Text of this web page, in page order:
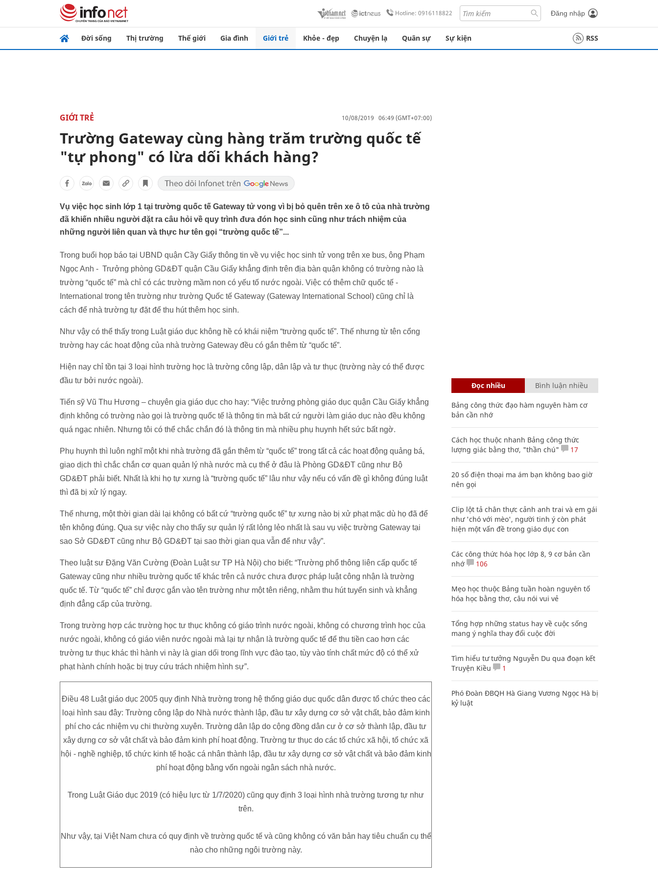
Hotline: 0916118822 Đăng nhập
Đời sống Thị trường Thế giới Gia đình Giới trẻ Khỏe - đẹp Chuyện lạ Quân sự Sự kiện RSS
GIỚI TRẺ 10/08/2019 06:49 (GMT+07:00)
Trường Gateway cùng hàng trăm trường quốc tế
"tự phong" có lừa dối khách hàng?
Vụ việc học sinh lớp 1 tại trường quốc tế Gateway tử vong vì bị bỏ quên trên xe ô tô của nhà trường
đã khiến nhiều người đặt ra câu hỏi về quy trình đưa đón học sinh cũng như trách nhiệm của
những người liên quan và thực hư tên gọi “trường quốc tế”...
Trong buổi họp báo tại UBND quận Cầy Giấy thông tin về vụ việc học sinh tử vong trên xe bus, ông Phạm
Ngọc Anh - Trưởng phòng GD&ĐT quận Cầu Giấy khẳng định trên địa bàn quận không có trường nào là
trường “quốc tế” mà chỉ có các trường mầm non có yếu tố nước ngoài. Việc có thêm chữ quốc tế -
International trong tên trường như trường Quốc tế Gateway (Gateway International School) cũng chỉ là
cách để nhà trường tự đặt để thu hút thêm học sinh.
Như vậy có thể thấy trong Luật giáo dục không hề có khái niệm “trường quốc tế”. Thế nhưng từ tên cổng
trường hay các hoạt động của nhà trường Gateway đều có gắn thêm từ “quốc tế”.
Hiện nay chỉ tồn tại 3 loại hình trường học là trường công lập, dân lập và tư thục (trường này có thể được
đầu tư bởi nước ngoài).
Tiến sỹ Vũ Thu Hương – chuyên gia giáo dục cho hay: “Việc trưởng phòng giáo dục quận Cầu Giấy khẳng
định không có trường nào gọi là trường quốc tế là thông tin mà bất cứ người làm giáo dục nào đều không
quá ngạc nhiên. Nhưng tôi có thể chắc chắn đó là thông tin mà nhiều phụ huynh hết sức bất ngờ.
Phụ huynh thì luôn nghĩ một khi nhà trường đã gắn thêm từ “quốc tế” trong tất cả các hoạt động quảng bá,
giao dịch thì chắc chắn cơ quan quản lý nhà nước mà cụ thể ở đâu là Phòng GD&ĐT cũng như Bộ
GD&ĐT phải biết. Nhất là khi họ tự xưng là “trường quốc tế” lâu như vậy nếu có vấn đề gì không đúng luật
thì đã bị xử lý ngay.
Thế nhưng, một thời gian dài lại không có bất cứ “trường quốc tế” tự xưng nào bị xử phạt mặc dù họ đã để
tên không đúng. Qua sự việc này cho thấy sự quản lý rất lỏng lẻo nhất là sau vụ việc trường Gateway tại
sao Sở GD&ĐT cũng như Bộ GD&ĐT tại sao thời gian qua vẫn để như vậy”.
Theo luật sư Đặng Văn Cường (Đoàn Luật sư TP Hà Nội) cho biết: “Trường phổ thông liên cấp quốc tế
Gateway cũng như nhiều trường quốc tế khác trên cả nước chưa được pháp luật công nhận là trường
quốc tế. Từ “quốc tế” chỉ được gắn vào tên trường như một tên riêng, nhằm thu hút tuyển sinh và khẳng
định đẳng cấp của trường.
Trong trường hợp các trường học tư thục không có giáo trình nước ngoài, không có chương trình học của
nước ngoài, không có giáo viên nước ngoài mà lại tự nhận là trường quốc tế để thu tiền cao hơn các
trường tư thục khác thì hành vi này là gian dối trong lĩnh vực đào tạo, tùy vào tính chất mức độ có thể xử
phạt hành chính hoặc bị truy cứu trách nhiệm hình sự”.
Điều 48 Luật giáo dục 2005 quy định Nhà trường trong hệ thống giáo dục quốc dân được tổ chức theo các
loại hình sau đây: Trường công lập do Nhà nước thành lập, đầu tư xây dựng cơ sở vật chất, bảo đảm kinh
phí cho các nhiệm vụ chi thường xuyên. Trường dân lập do cộng đồng dân cư ở cơ sở thành lập, đầu tư
xây dựng cơ sở vật chất và bảo đảm kinh phí hoạt động. Trường tư thục do các tổ chức xã hội, tổ chức xã
hội - nghề nghiệp, tổ chức kinh tế hoặc cá nhân thành lập, đầu tư xây dựng cơ sở vật chất và bảo đảm kinh
phí hoạt động bằng vốn ngoài ngân sách nhà nước.
Trong Luật Giáo dục 2019 (có hiệu lực từ 1/7/2020) cũng quy định 3 loại hình nhà trường tương tự như
trên.
Như vậy, tại Việt Nam chưa có quy định về trường quốc tế và cũng không có văn bản hay tiêu chuẩn cụ thể
nào cho những ngôi trường này.
Đọc nhiều Bình luận nhiều
Bảng công thức đạo hàm nguyên hàm cơ
bản cần nhớ
Cách học thuộc nhanh Bảng công thức
lượng giác bằng thơ, "thần chú"
17
20 số điện thoại ma ám bạn không bao giờ
nên gọi
Clip lột tả chân thực cảnh anh trai và em gái
như 'chó với mèo', người tinh ý còn phát
hiện một vấn đề trong giáo dục con
Các công thức hóa học lớp 8, 9 cơ bản cần
nhớ
106
Mẹo học thuộc Bảng tuần hoàn nguyên tố
hóa học bằng thơ, câu nói vui vẻ
Tổng hợp những status hay về cuộc sống
mang ý nghĩa thay đổi cuộc đời
Tìm hiểu tư tưởng Nguyễn Du qua đoạn kết
Truyện Kiều
1
Phó Đoàn ĐBQH Hà Giang Vương Ngọc Hà bị
kỷ luật